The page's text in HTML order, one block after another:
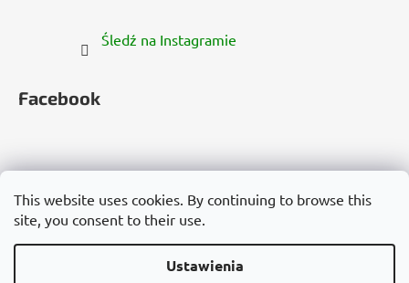
This website uses cookies. By continuing to browse this
site, you consent to their use.
Ustawienia
Śledź na Instagramie
Facebook
Česko Slovensko Magyarország